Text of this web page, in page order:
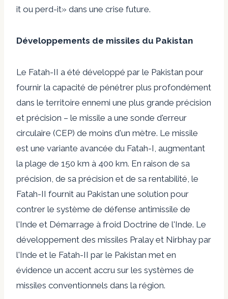
it ou perd-it» dans une crise future.
Développements de missiles du Pakistan
Le Fatah-II a été développé par le Pakistan pour
fournir la capacité de pénétrer plus profondément
dans le territoire ennemi une plus grande précision
et précision – le missile a une sonde d'erreur
circulaire (CEP) de moins d'un mètre. Le missile
est une variante avancée du Fatah-I, augmentant
la plage de 150 km à 400 km. En raison de sa
précision, de sa précision et de sa rentabilité, le
Fatah-II fournit au Pakistan une solution pour
contrer le système de défense antimissile de
l'Inde et Démarrage à froid Doctrine de l'Inde. Le
développement des missiles Pralay et Nirbhay par
l'Inde et le Fatah-II par le Pakistan met en
évidence un accent accru sur les systèmes de
missiles conventionnels dans la région.